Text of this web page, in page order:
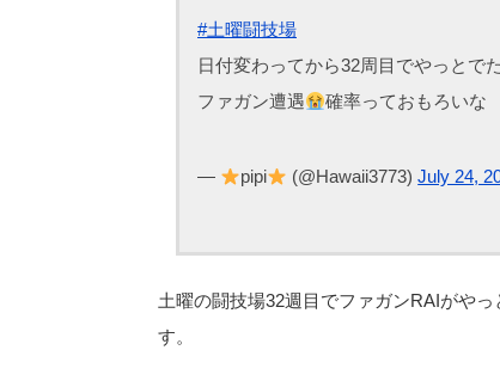
#土曜闘技場
日付変わってから32周目でやっとで
ファガン遭遇
確率っておもろいな
— pipi (@Hawaii3773)July 24,
土曜の闘技場32週目でファガンRAIがや
す。